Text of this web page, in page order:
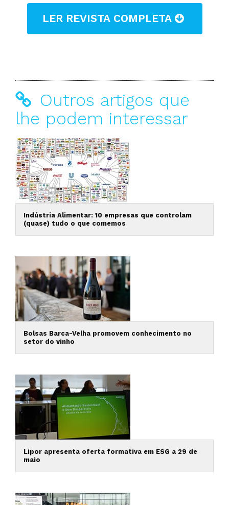
LER REVISTA COMPLETA
Outros artigos que
lhe podem interessar
Indústria Alimentar: 10 empresas que controlam
(quase) tudo o que comemos
Bolsas Barca-Velha promovem conhecimento no
setor do vinho
Lipor apresenta oferta formativa em ESG a 29 de
maio